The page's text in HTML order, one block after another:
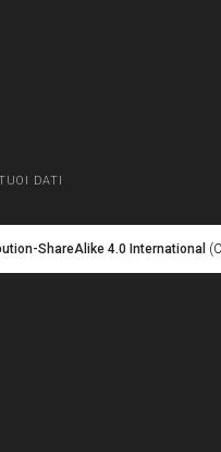
DATI
ShareAlike 4.0 International